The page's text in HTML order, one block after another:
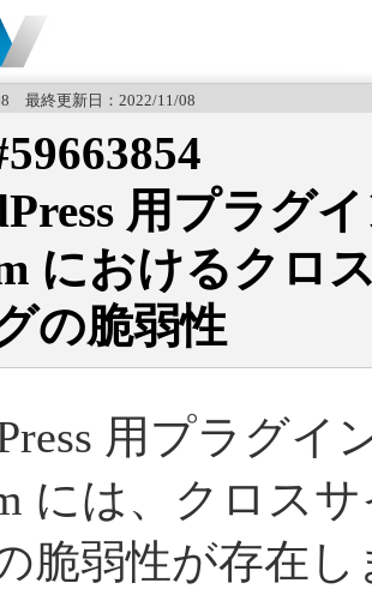
最終更新日：2022/11/08
用プラグ
におけるクロ
の脆弱性
用プラグイ
には、クロス
脆弱性が存在し